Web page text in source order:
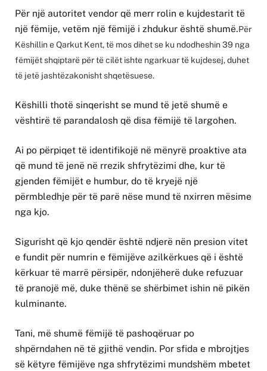
Për një autoritet vendor që merr rolin e kujdestarit të
një fëmije, vetëm një fëmijë i zhdukur është shumë.Për
Këshillin e Qarkut Kent, të mos dihet se ku ndodheshin 39 nga
fëmijët shqiptarë për të cilët ishte ngarkuar të kujdesej, duhet
të jetë jashtëzakonisht shqetësuese.
Këshilli thotë sinqerisht se mund të jetë shumë e
vështirë të parandalosh që disa fëmijë të largohen.
Ai po përpiqet të identifikojë në mënyrë proaktive ata
që mund të jenë në rrezik shfrytëzimi dhe, kur të
gjenden fëmijët e humbur, do të kryejë një
përmbledhje për të parë nëse mund të nxirren mësime
nga kjo.
Sigurisht që kjo qendër është ndjerë nën presion vitet
e fundit për numrin e fëmijëve azilkërkues që i është
kërkuar të marrë përsipër, ndonjëherë duke refuzuar
të pranojë më, duke thënë se shërbimet ishin në pikën
kulminante.
Tani, më shumë fëmijë të pashoqëruar po
shpërndahen në të gjithë vendin. Por sfida e mbrojtjes
së këtyre fëmijëve nga shfrytëzimi mundshëm mbetet